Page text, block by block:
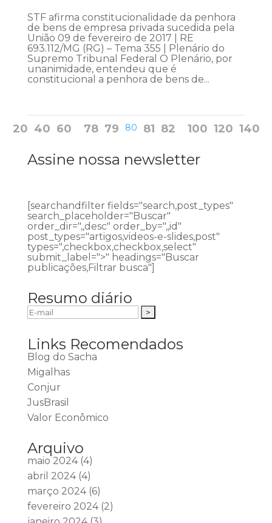
STF afirma constitucionalidade da penhora
de bens de empresa privada sucedida pela
União 09 de fevereiro de 2017 | RE
693.112/MG (RG) – Tema 355 | Plenário do
Supremo Tribunal Federal O Plenário, por
unanimidade, entendeu que é
constitucional a penhora de bens de...
20 40 60 78 79 80 81 82 100 120 140
Assine nossa newsletter
[searchandfilter fields="search,post_types"
search_placeholder="Buscar"
order_dir=",,desc" order_by=",,id"
post_types="artigos,videos-e-slides,post"
types=",checkbox,checkbox,select"
submit_label=">" headings="Buscar
publicações,Filtrar busca"]
Resumo diário
Links Recomendados
Blog do Sacha
Migalhas
Conjur
JusBrasil
Valor Econômico
Arquivo
maio 2024(4)
abril 2024(4)
março 2024(6)
fevereiro 2024(2)